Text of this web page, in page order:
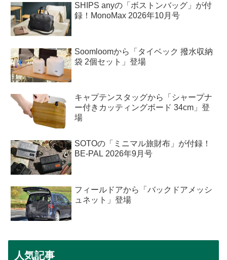
SHIPS anyの「ボストンバッグ」が付
録！MonoMax 2026年10月号
Soomloomから「タイベック 撥水収納
袋 2個セット」登場
キャプテンスタッグから「シャープナ
ー付きカッティングボード 34cm」登
場
SOTOの「ミニマル旅財布」が付録！
BE-PAL 2026年9月号
フィールドアから「バックドアメッシ
ュネット」登場
人気記事